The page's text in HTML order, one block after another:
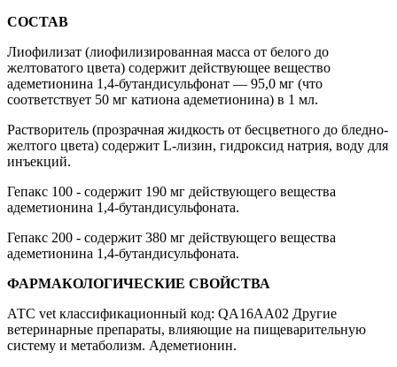
СОСТАВ
Лиофилизат (лиофилизированная масса от белого до
желтоватого цвета) содержит действующее вещество
адеметионина 1,4-бутандисульфонат — 95,0 мг (что
соответствует 50 мг катиона адеметионина) в 1 мл.
Растворитель (прозрачная жидкость от бесцветного до бледно-
желтого цвета) содержит L-лизин, гидроксид натрия, воду для
инъекций.
Гепакс 100 - содержит 190 мг действующего вещества
адеметионина 1,4-бутандисульфоната.
Гепакс 200 - содержит 380 мг действующего вещества
адеметионина 1,4-бутандисульфоната.
ФАРМАКОЛОГИЧЕСКИЕ СВОЙСТВА
АТС vet классификационный код: QA16АА02 Другие
ветеринарные препараты, влияющие на пищеварительную
систему и метаболизм. Адеметионин.